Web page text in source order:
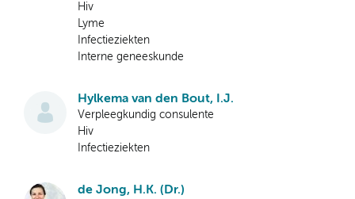
Hiv
Lyme
Infectieziekten
Interne geneeskunde
Hylkema van den Bout, I.J.
Verpleegkundig consulente
Hiv
Infectieziekten
de Jong, H.K. (Dr.)